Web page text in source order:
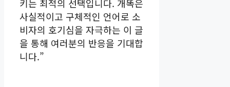
키는 최적의 선택입니다. 개똑은
사실적이고 구체적인 언어로 소
비자의 호기심을 자극하는 이 글
을 통해 여러분의 반응을 기대합
니다.”